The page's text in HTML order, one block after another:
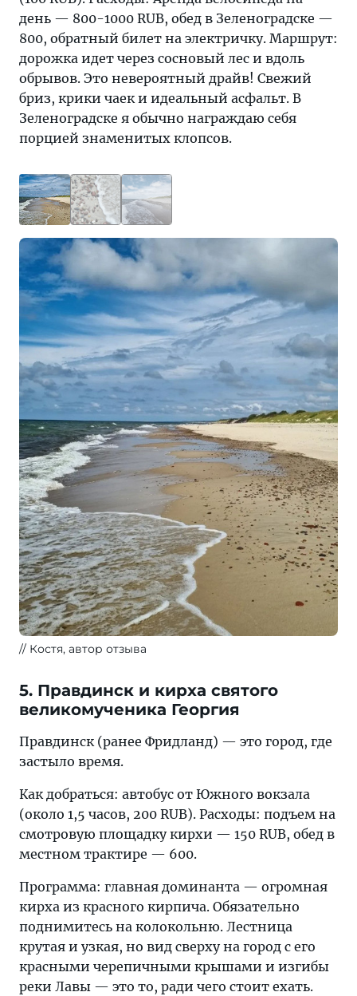
день — 800-1000 RUB, обед в Зеленоградске —
800, обратный билет на электричку. Маршрут:
дорожка идет через сосновый лес и вдоль
обрывов. Это невероятный драйв! Свежий
бриз, крики чаек и идеальный асфальт. В
Зеленоградске я обычно награждаю себя
порцией знаменитых клопсов.
Костя, автор отзыва
5. Правдинск и кирха святого
великомученика Георгия
Правдинск (ранее Фридланд) — это город, где
застыло время.
Как добраться: автобус от Южного вокзала
(около 1,5 часов, 200 RUB). Расходы: подъем на
смотровую площадку кирхи — 150 RUB, обед в
местном трактире — 600.
Программа: главная доминанта — огромная
кирха из красного кирпича. Обязательно
поднимитесь на колокольню. Лестница
крутая и узкая, но вид сверху на город с его
красными черепичными крышами и изгибы
реки Лавы — это то, ради чего стоит ехать.